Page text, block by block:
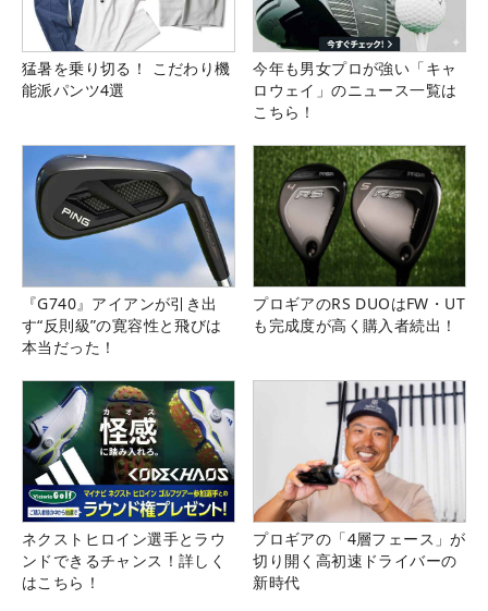
猛暑を乗り切る！ こだわり機
能派パンツ4選
今年も男女プロが強い「キャ
ロウェイ」のニュース一覧は
こちら！
『G740』アイアンが引き出
す“反則級”の寛容性と飛びは
本当だった！
プロギアのRS DUOはFW・UT
も完成度が高く購入者続出！
ネクストヒロイン選手とラウ
ンドできるチャンス！詳しく
はこちら！
プロギアの「4層フェース」が
切り開く高初速ドライバーの
新時代